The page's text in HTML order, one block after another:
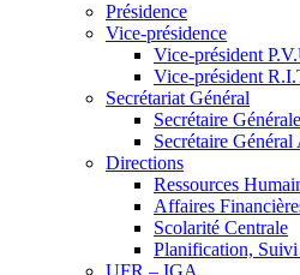
Présidence
Vice-présidence
Vice-président
Vice-président
Secrétariat Général
Secrétaire Générale
Secrétaire
Directions
Ressources
Affaires
Scolarité Centrale
Planification,
UFR – IGA